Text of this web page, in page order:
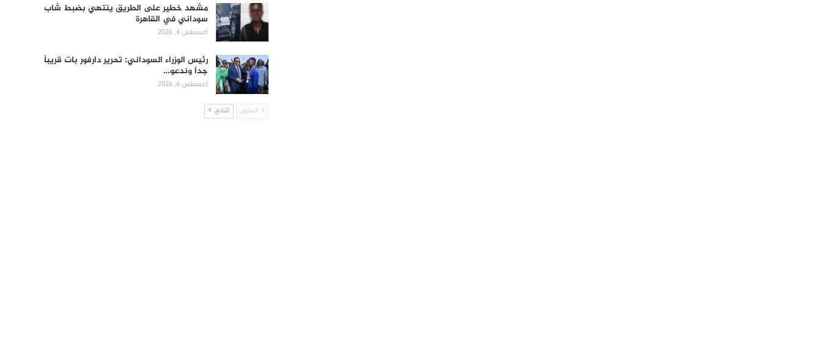
مشهد خطير على الطريق ينتهي بضبط شاب
سوداني في القاهرة
أغسطس 6, 2026
رئيس الوزراء السوداني: تحرير دارفور بات قريباً
جداً وندعو…
أغسطس 6, 2026
السابق التالي